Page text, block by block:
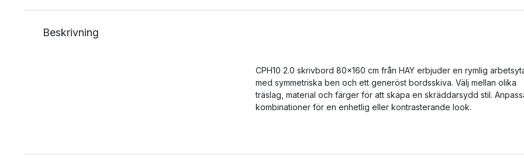
Beskrivning
CPH10 2.0 skrivbord 80x160 cm från HAY erbjuder en rymlig
med symmetriska ben och ett generöst bordsskiva. Välj mellan olika
träslag, material och färger för att skapa en skräddarsydd stil.
kombinationer för en enhetlig eller kontrasterande look.